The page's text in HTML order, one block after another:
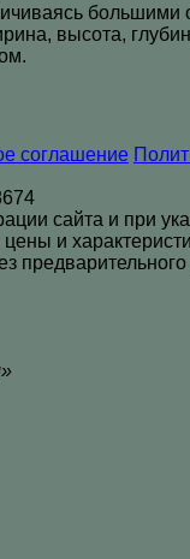
высота,
соглашение
сайта и при
и